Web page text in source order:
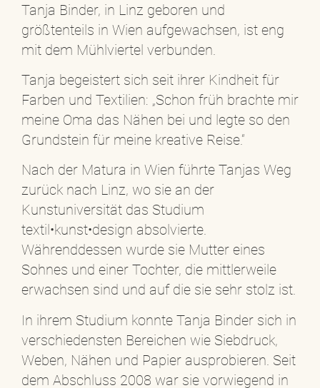
Tanja Binder, in Linz geboren und
größtenteils in Wien aufgewachsen, ist eng
mit dem Mühlviertel verbunden.
Tanja begeistert sich seit ihrer Kindheit für
Farben und Textilien: „Schon früh brachte mir
meine Oma das Nähen bei und legte so den
Grundstein für meine kreative Reise.“
Nach der Matura in Wien führte Tanjas Weg
zurück nach Linz, wo sie an der
Kunstuniversität das Studium
textil•kunst•design absolvierte.
Währenddessen wurde sie Mutter eines
Sohnes und einer Tochter, die mittlerweile
erwachsen sind und auf die sie sehr stolz ist.
In ihrem Studium konnte Tanja Binder sich in
verschiedensten Bereichen wie Siebdruck,
Weben, Nähen und Papier ausprobieren. Seit
dem Abschluss 2008 war sie vorwiegend in